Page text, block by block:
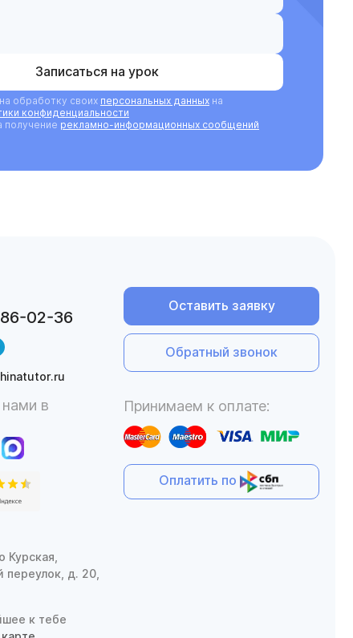
Записаться на урок
обработку своих персональных данных на
конфиденциальности
получение рекламно-информационных сообщений
02-36
в
Курская,
переулок, д. 20,
к тебе
Оставить заявку
Обратный звонок
Принимаем к оплате:
Оплатить по